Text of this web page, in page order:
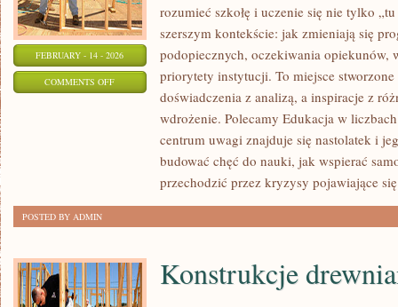
FEBRUARY - 14 - 2026
COMMENTS OFFON
UCZNIOWIE
rozumieć szkołę i uczenie się nie tylko
szerszym kontekście: jak zmieniają się
podopiecznych, oczekiwania opiekunów,
priorytety instytucji. To miejsce stworzone
doświadczenia z analizą, a inspiracje z
wdrożenie. Polecamy Edukacja w
centrum uwagi znajduje się nastolatek i
budować chęć do nauki, jak wspierać
przechodzić przez kryzysy pojawiające się
POSTED BY ADMIN
Konstrukcje